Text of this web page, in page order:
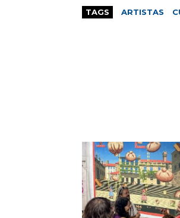
TAGS ARTISTAS